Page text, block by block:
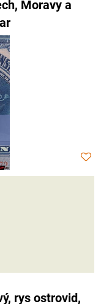
Moravy a
rys ostrovid,